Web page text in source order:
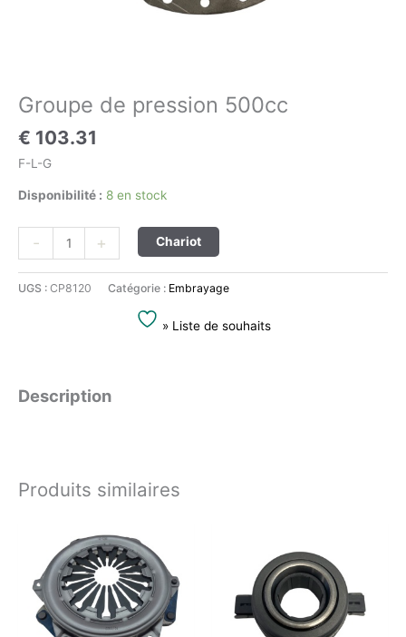
Groupe de pression 500cc
€ 103.31
F-L-G
Disponibilité : 8 en stock
- + Chariot
UGS : CP8120 Catégorie : Embrayage
» Liste de souhaits
Description
Produits similaires